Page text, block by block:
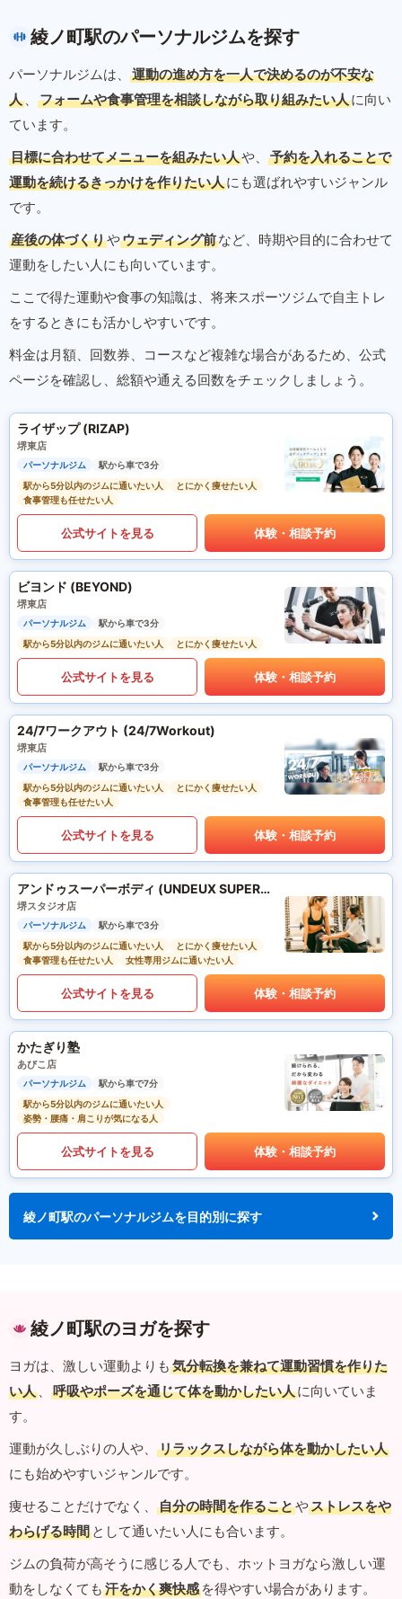
綾ノ町駅のパーソナルジムを探す
パーソナルジムは、
運動の進め方を一人で決めるのが不安な
人 、 フォームや食事管理を相談しながら取り組みたい人に向い
ています。
目標に合わせてメニューを組みたい人や、
予約を入れることで
運動を続けるきっかけを作りたい人にも選ばれやすいジャンル
です。
産後の体づくりやウェディング前など、時期や目的に合わせて
運動をしたい人にも向いています。
ここで得た運動や食事の知識は、将来スポーツジムで自主トレ
をするときにも活かしやすいです。
料金は月額、回数券、コースなど複雑な場合があるため、公式
ページを確認し、総額や通える回数をチェックしましょう。
ライザップ (RIZAP)
堺東店
パーソナルジム
駅から車で3分
駅から5分以内のジムに通いたい人
とにかく痩せたい人
食事管理も任せたい人
公式サイトを見る 体験・相談予約
ビヨンド (BEYOND)
堺東店
パーソナルジム
駅から車で3分
駅から5分以内のジムに通いたい人
とにかく痩せたい人
公式サイトを見る 体験・相談予約
24/7ワークアウト (24/7Workout)
堺東店
パーソナルジム
駅から車で3分
駅から5分以内のジムに通いたい人
とにかく痩せたい人
食事管理も任せたい人
公式サイトを見る 体験・相談予約
アンドゥスーパーボディ (UNDEUX SUPERBODY)
堺スタジオ店
パーソナルジム
駅から車で3分
駅から5分以内のジムに通いたい人
とにかく痩せたい人
食事管理も任せたい人
女性専用ジムに通いたい人
公式サイトを見る 体験・相談予約
かたぎり塾
あびこ店
パーソナルジム
駅から車で7分
駅から5分以内のジムに通いたい人
姿勢・腰痛・肩こりが気になる人
公式サイトを見る 体験・相談予約
綾ノ町駅のパーソナルジムを目的別に探す
綾ノ町駅のヨガを探す
ヨガは、激しい運動よりも 気分転換を兼ねて運動習慣を作りた
い人 、 呼吸やポーズを通じて体を動かしたい人に向いていま
す。
運動が久しぶりの人や、
リラックスしながら体を動かしたい人
にも始めやすいジャンルです。
痩せることだけでなく、
自分の時間を作ることやストレスをや
わらげる時間 として通いたい人にも合います。
ジムの負荷が高そうに感じる人でも、ホットヨガなら激しい運
動をしなくても 汗をかく爽快感 を得やすい場合があります。